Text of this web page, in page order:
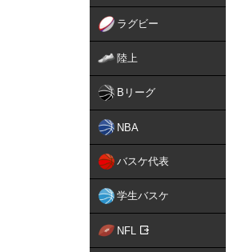
ラグビー
陸上
Bリーグ
NBA
バスケ代表
学生バスケ
NFL